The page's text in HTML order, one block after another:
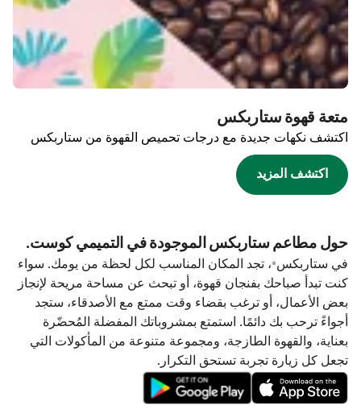
متعة قهوة ستاربكس
اكتشف نكهات جديدة مع درجات تحميص القهوة من ستاربكس
اكتشف المزيد
حول مطاعم ستاربكس الموجودة في التميمي كوست.
في ستاربكس®، تجد المكان المناسب لكل لحظة من يومك. سواء
كنت تبدأ صباحك بفنجان قهوة، أو تبحث عن مساحة مريحة لإنجاز
بعض الأعمال، أو ترغب بقضاء وقت ممتع مع الأصدقاء، ستجد
أجواءً ترحب بك دائمًا. استمتع بمشروباتك المفضلة المُحضّرة
بعناية، والقهوة الطازجة، ومجموعة متنوعة من المأكولات التي
تجعل كل زيارة تجربة تستحق التكرار.